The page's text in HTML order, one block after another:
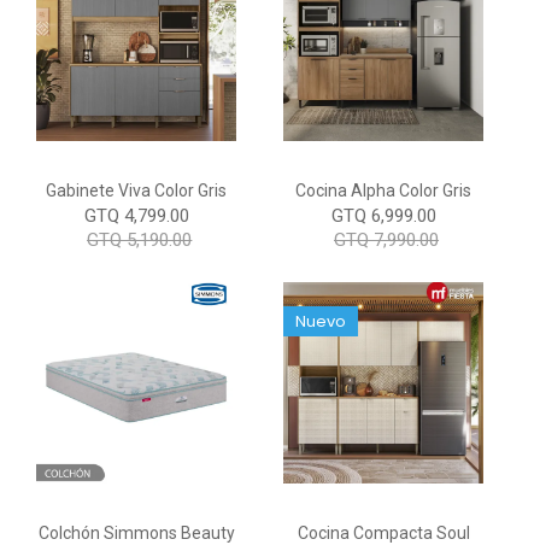
Gabinete Viva Color Gris
GTQ 4,799.00
GTQ 5,190.00
Cocina Alpha Color Gris
GTQ 6,999.00
GTQ 7,990.00
Colchón Simmons Beauty
Cocina Compacta Soul
Nuevo